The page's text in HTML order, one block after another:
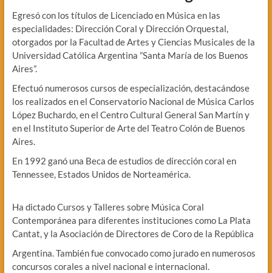
Egresó con los títulos de Licenciado en Música en las
especialidades: Dirección Coral y Dirección Orquestal,
otorgados por la Facultad de Artes y Ciencias Musicales de la
Universidad Católica Argentina ”Santa María de los Buenos
Aires”.
Efectuó numerosos cursos de especialización, destacándose
los realizados en el Conservatorio Nacional de Música Carlos
López Buchardo, en el Centro Cultural General San Martín y
en el Instituto Superior de Arte del Teatro Colón de Buenos
Aires.
En 1992 ganó una Beca de estudios de dirección coral en
Tennessee, Estados Unidos de Norteamérica.
Ha dictado Cursos y Talleres sobre Música Coral
Contemporánea para diferentes instituciones como La Plata
Cantat, y la Asociación de Directores de Coro de la República
Argentina. También fue convocado como jurado en numerosos
concursos corales a nivel nacional e internacional.